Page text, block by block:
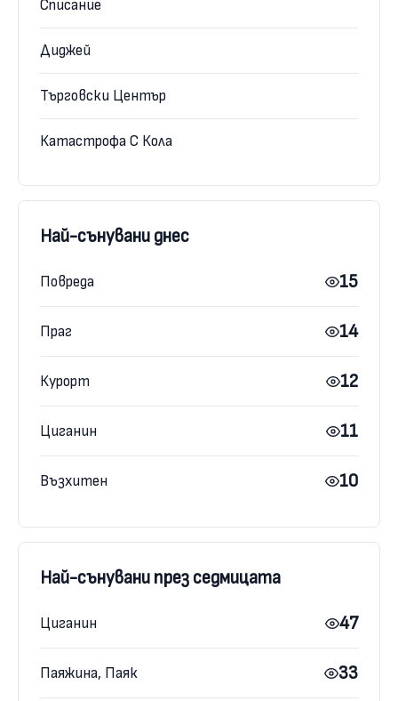
Списание
Диджей
Търговски Център
Катастрофа С Кола
Най-сънувани днес
Повреда 15
Праг 14
Курорт 12
Циганин 11
Възхитен 10
Най-сънувани през седмицата
Циганин 47
Паяжина, Паяк 33